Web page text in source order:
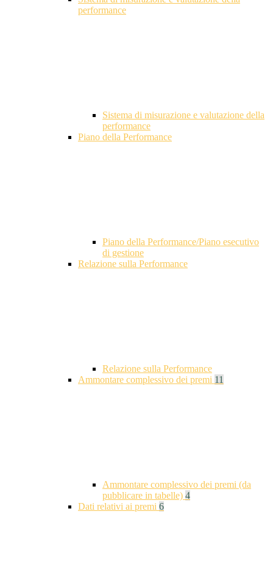
performance
Sistema di misurazione e valutazione della
performance
Piano della Performance
Piano della Performance/Piano esecutivo
di gestione
Relazione sulla Performance
Relazione sulla Performance
Ammontare complessivo dei premi 11
Ammontare complessivo dei premi (da
pubblicare in tabelle) 4
Dati relativi ai premi 6